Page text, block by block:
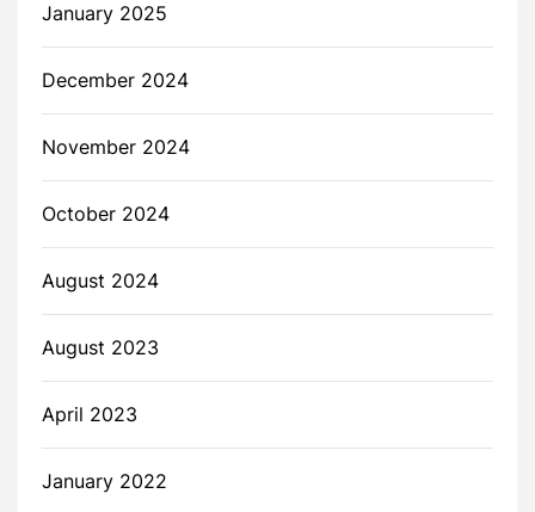
January 2025
December 2024
November 2024
October 2024
August 2024
August 2023
April 2023
January 2022